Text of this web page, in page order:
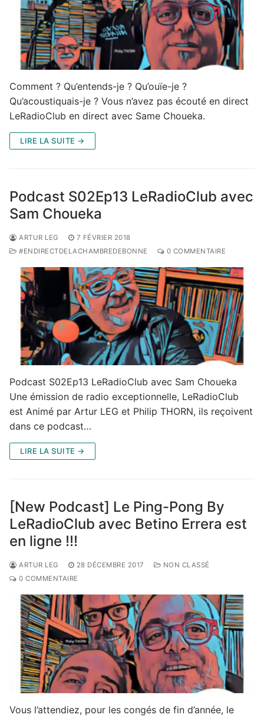
Comment ? Qu’entends-je ? Qu’ouïe-je ?
Qu’acoustiquais-je ? Vous n’avez pas écouté en direct
LeRadioClub en direct avec Same Choueka.
LIRE LA SUITE →
Podcast S02Ep13 LeRadioClub avec
Sam Choueka
ARTUR LEG
7 FÉVRIER 2018
#ENDIRECTDELACHAMBREDEBONNE
0 COMMENTAIRE
Podcast S02Ep13 LeRadioClub avec Sam Choueka
Une émission de radio exceptionnelle, LeRadioClub
est Animé par Artur LEG et Philip THORN, ils reçoivent
dans ce podcast…
LIRE LA SUITE →
[New Podcast] Le Ping-Pong By
LeRadioClub avec Betino Errera est
en ligne !!!
ARTUR LEG 28 DÉCEMBRE 2017
NON CLASSÉ
0 COMMENTAIRE
Vous l’attendiez, pour les congés de fin d’année, le